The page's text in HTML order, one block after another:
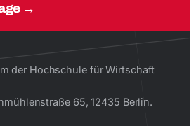
der Hochschule für Wirtschaft
65, 12435 Berlin.